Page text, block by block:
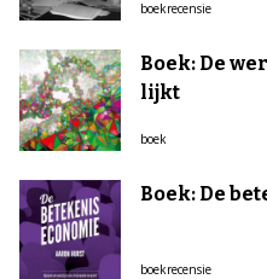
boekrecensie
Boek: De
lijkt
boek
Boek: De
boekrecensie